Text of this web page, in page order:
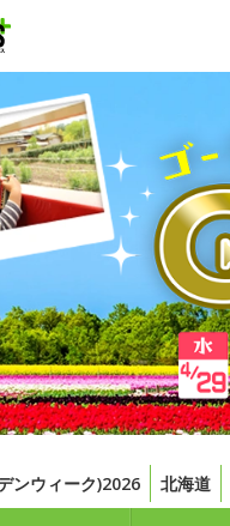
ンウィーク)2026 北海道